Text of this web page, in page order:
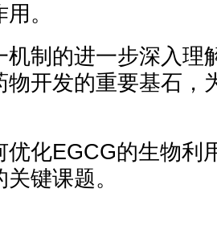
。
制的进一步深入理
物开发的重要基石，
化EGCG的生物利
键课题。